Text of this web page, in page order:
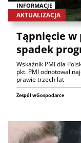
INFORMACJE
AKTUALIZACJA
Tąpnięcie w
spadek
Wskaźnik PMI dla
pkt. PMI odnotował
prawie trzech lat
Zespół wGospodarce